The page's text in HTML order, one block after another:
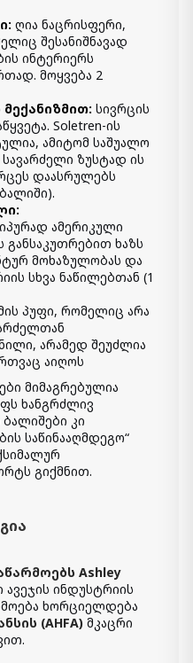
₾
S3
₾
₾
დივანი Soletren
₾
₾
Soletren
₾
₾
აქცენტით მბრუნავი
Soletren
₾
₾
დამატება
ერთნახევარ
Soletren
ღია ნაცრისფერი,
შესანიშნავად
ინტერიერს
მოყვება 2
სივრცის
Soletren-ის
ამიტომ საშუალო
ზუსტად ის
დაასრულებს
ამერიკული
ხაზს
მოხაზულობას და
სხვა ნაწილებთან (1
პუფი, რომელიც არა
არამედ შეუძლია
აიღოს
მიმაგრებულია
ხანგრძლივ
კი
საწინააღმდეგო“
გიქმნით.
Ashley
ავეჯის ინდუსტრიის
ხორციელდება
(AHFA) მკაცრი